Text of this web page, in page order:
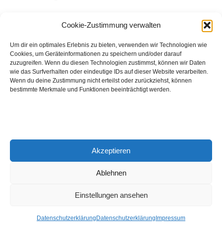
Cookie-Zustimmung verwalten
Um dir ein optimales Erlebnis zu bieten, verwenden wir Technologien wie
Cookies, um Geräteinformationen zu speichern und/oder darauf
zuzugreifen. Wenn du diesen Technologien zustimmst, können wir Daten
wie das Surfverhalten oder eindeutige IDs auf dieser Website verarbeiten.
Wenn du deine Zustimmung nicht erteilst oder zurückziehst, können
bestimmte Merkmale und Funktionen beeinträchtigt werden.
Akzeptieren
Ablehnen
Einstellungen ansehen
Datenschutzerklärung Datenschutzerklärung Impressum
August 2026
Hinch Double Wood
Destillerie:Hinch(Irland)
Single Malt, 43.0%
Peated: Nein
in den Whiskys des Monats.
© 2026 Notenschlüssel Leverkusen |Impressum|Datenschutz